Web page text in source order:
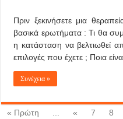
Πριν ξεκινήσετε μια
βασικά ερωτήματα : Τι θα
η κατάσταση να βελτιωθεί
επιλογές που έχετε ; Ποια
Συνέχεια »
« Πρώτη « 7 8